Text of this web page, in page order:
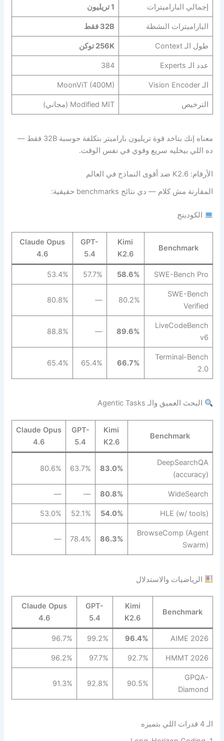
إجمالي الباراميترات 1 تريليون
الباراميترات النشطة 32B فقط
طول الـ Context 256K توكن
عدد الـ Experts 384
الـ Vision Encoder MoonViT (400M)
الترخيص Modified MIT (مجاني)
معناه إنك بتاخد قوة تريليون باراميتر بتكلفة حوسبة 32B فقط —
ده اللي بيخليه سريع وقوي في نفس الوقت.
الأرقام: K2.6 ضد أقوى النماذج في العالم
المقارنة مش كلام — دي نتائج benchmarks حقيقية:
الكودينج
Benchmark
Kimi
K2.6
GPT-
5.4
Claude Opus
4.6
SWE-Bench Pro
58.6%
57.7%
53.4%
SWE-Bench
Verified
80.2%
—
80.8%
LiveCodeBench
v6
89.6%
—
88.8%
Terminal-Bench
2.0
66.7%
65.4%
65.4%
البحث العميق والـ Agentic Tasks
Benchmark
Kimi
K2.6
GPT-
5.4
Claude Opus
4.6
DeepSearchQA
(accuracy)
83.0%
63.7%
80.6%
WideSearch
80.8%
—
—
HLE (w/ tools)
54.0%
52.1%
53.0%
BrowseComp (Agent
Swarm)
86.3%
78.4%
—
الرياضيات والاستدلال
Benchmark
Kimi
K2.6
GPT-
5.4
Claude Opus
4.6
AIME 2026
96.4%
99.2%
96.7%
HMMT 2026
92.7%
97.7%
96.2%
GPQA-
Diamond
90.5%
92.8%
91.3%
الـ 4 قدرات اللي بتميزه